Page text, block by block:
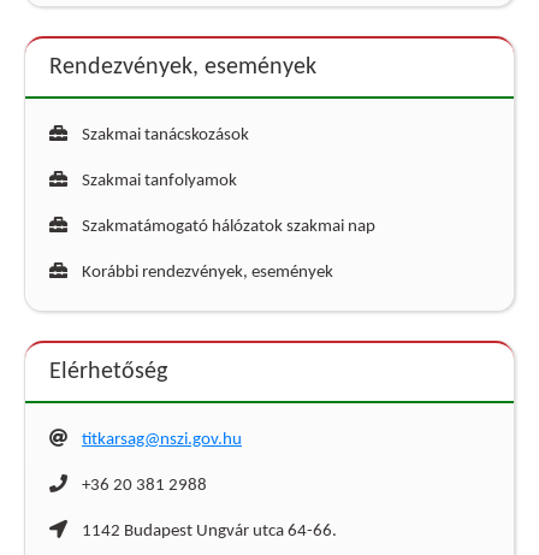
Rendezvények, események
Szakmai tanácskozások
Szakmai tanfolyamok
Szakmatámogató hálózatok szakmai nap
Korábbi rendezvények, események
Elérhetőség
titkarsag@nszi.gov.hu
+36 20 381 2988
1142 Budapest Ungvár utca 64-66.